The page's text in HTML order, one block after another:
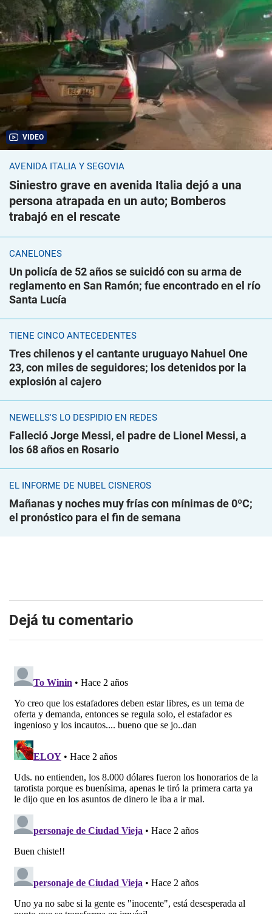
VIDEO
AVENIDA ITALIA Y SEGOVIA
Siniestro grave en avenida Italia dejó a una
persona atrapada en un auto; Bomberos
trabajó en el rescate
CANELONES
Un policía de 52 años se suicidó con su arma de
reglamento en San Ramón; fue encontrado en el río
Santa Lucía
TIENE CINCO ANTECEDENTES
Tres chilenos y el cantante uruguayo Nahuel One
23, con miles de seguidores; los detenidos por la
explosión al cajero
NEWELLS'S LO DESPIDIÓ EN REDES
Falleció Jorge Messi, el padre de Lionel Messi, a
los 68 años en Rosario
EL INFORME DE NUBEL CISNEROS
Mañanas y noches muy frías con mínimas de 0ºC;
el pronóstico para el fin de semana
Dejá tu comentario